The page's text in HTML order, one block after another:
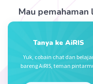
Mau
Tanya ke AiRIS
Yuk, cobain chat dan
bareng AiRIS, teman